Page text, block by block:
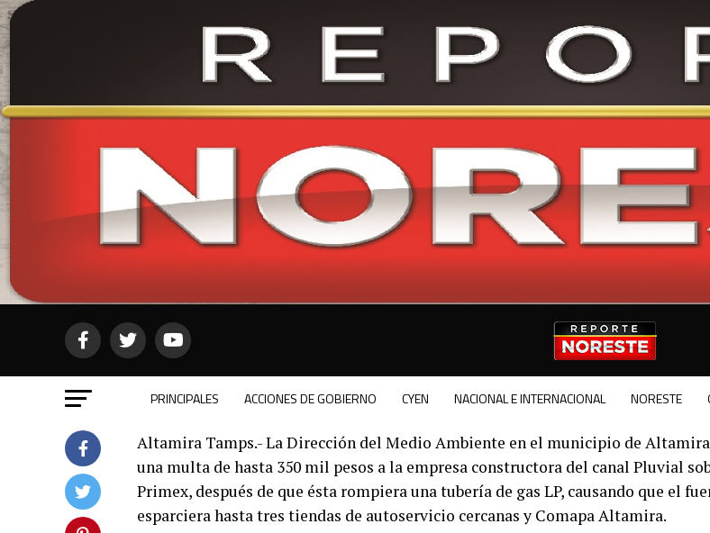
PRINCIPALES ACCIONES DE GOBIERNO CYEN NACIONAL E INTERNACIONAL NORESTE
Altamira Tamps.- La Dirección del Medio Ambiente en el municipio de
una multa de hasta 350 mil pesos a la empresa constructora del canal Pluvial
Primex, después de que ésta rompiera una tubería de gas LP, causando que el
esparciera hasta tres tiendas de autoservicio cercanas y Comapa Altamira.